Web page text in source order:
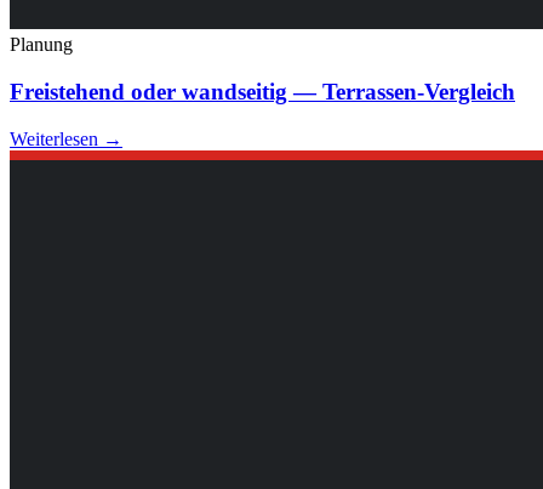
Planung
Freistehend oder wandseitig — Terrassen-Vergleich
Weiterlesen →